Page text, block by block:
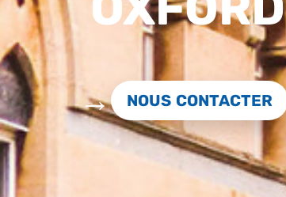
NOUS CONTACTER